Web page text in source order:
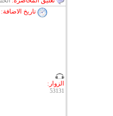
تاريخ الاضافة:
الزوار:
53131